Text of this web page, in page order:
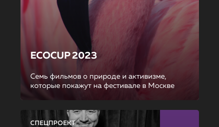
ECOCUP 2023
Семь фильмов о природе и активизме,
которые покажут на фестивале в Москве
СПЕЦПРОЕКТ